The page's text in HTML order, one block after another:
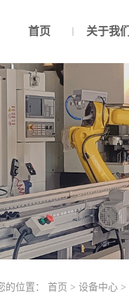
首页 关于我们
的位置： 首页 > 设备中心>